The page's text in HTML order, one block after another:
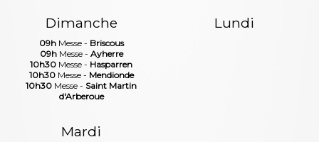
Dimanche
09hMesse - Briscous
09hMesse - Ayherre
10h30 Messe - Hasparren
10h30Messe - Mendionde
10h30 Messe - Saint Martin
d'Arberoue
Lundi
Mardi